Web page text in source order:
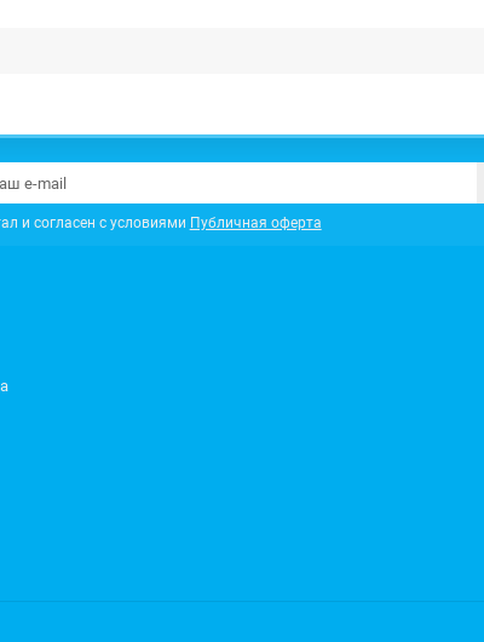
и согласен с условиями Публичная оферта